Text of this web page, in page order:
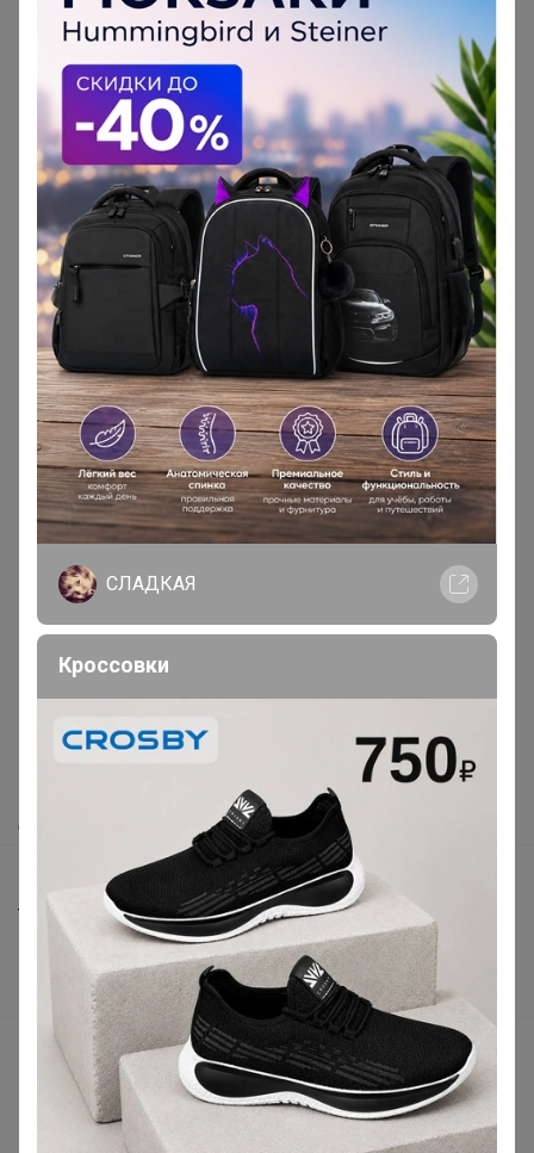
В теме "Тандыры Амфора! ВСЕ В НАЛИЧИИ! Ваш
дом заслуживает лучшего! "
1 августа, 2025 15:56
Добрый день! Поменяйте статус, тандыр привезли.
Спасибо.
1 2 3 4 5
Показаны записи1-10из 148.
Реклама
Как здесь все устроено?
Как сделать заказ?
Доставка
Торговые марки
Наша команда
В наличии
Подарочные сертификаты
Реклама на сайте
Поставщикам
СЛАДКАЯ
Кроссовки